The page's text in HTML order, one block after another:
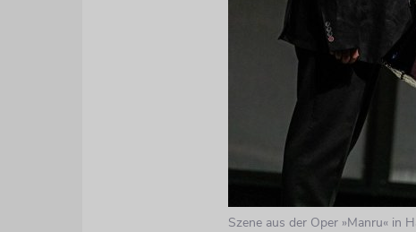
Szene aus der Oper »Manru« in